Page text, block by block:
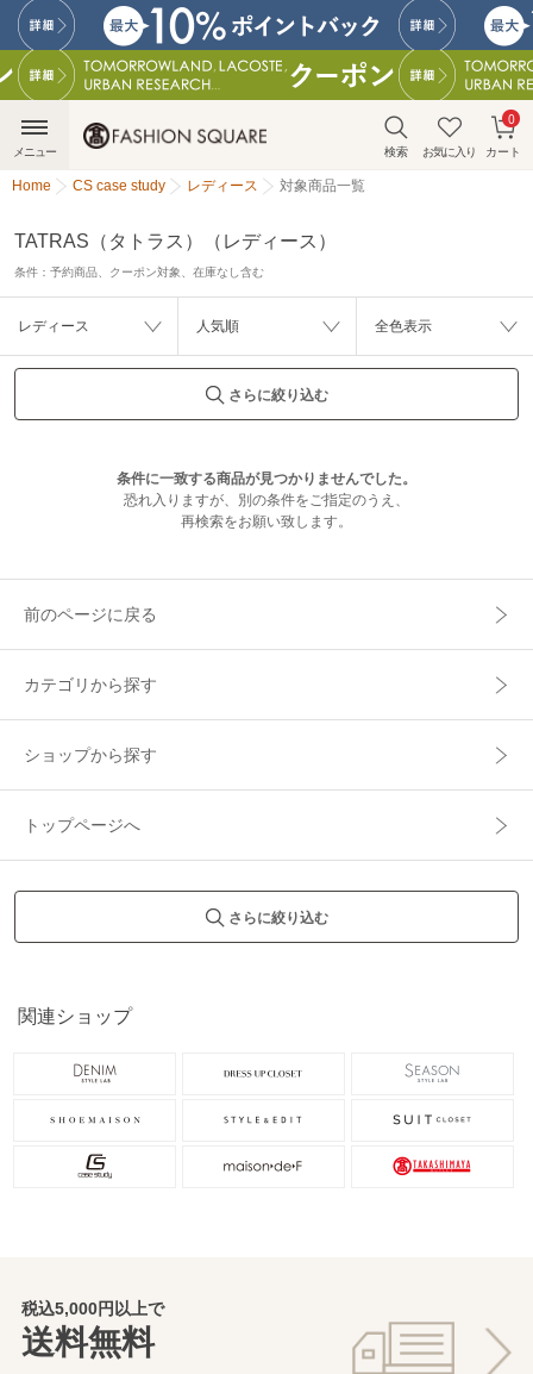
検索 お気に入り カート
0
メニュー
Home CS case study レディース 対象商品一覧
TATRAS（タトラス）（レディース）
条件： 予約商品、クーポン対象、在庫なし含む
レディース 人気順 全色表示
さらに絞り込む
条件に一致する商品が見つかりませんでした。
恐れ入りますが、別の条件をご指定のうえ、
再検索をお願い致します。
前のページに戻る
カテゴリから探す
ショップから探す
トップページへ
さらに絞り込む
関連ショップ
税込5,000円以上で
送料無料